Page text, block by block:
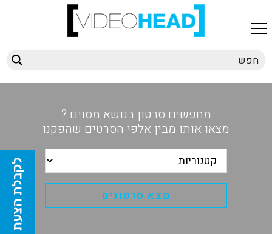
מחפשים סרטון בנושא מסוים ?
מצאו אותו מבין אלפי הסרטים שהפקנו